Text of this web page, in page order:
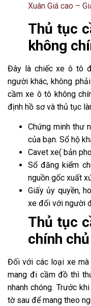
Xuân Giá cao –
Thủ tục
không
Đây là chiếc xe ô tô
người khác, không
cầm xe ô tô không
định hồ sơ và thủ tục
Chứng minh thư
của bạn. Sổ hộ
Cavet xe( bản
Sổ đăng kiểm
nguồn gốc xuất
Giấy ủy quyền,
xe đối với người
Thủ tục
chính chủ
Đối với các loại xe
mang đi cầm đồ thì
nhanh chóng. Trước
tờ sau để mang theo